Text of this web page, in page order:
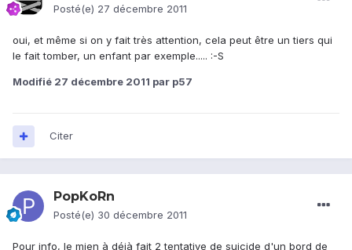
Posté(e) 27 décembre 2011
oui, et même si on y fait très attention, cela peut être un tiers qui
le fait tomber, un enfant par exemple..... :-S
Modifié 27 décembre 2011 par p57
Citer
PopKoRn
Posté(e) 30 décembre 2011
Pour info, le mien à déjà fait 2 tentative de suicide d'un bord de